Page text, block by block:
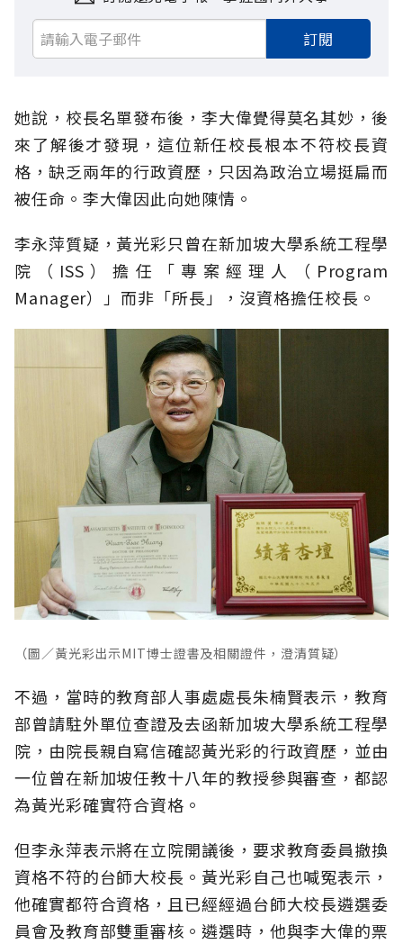
訂閱
她說，校長名單發布後，李大偉覺得莫名其妙，後
來了解後才發現，這位新任校長根本不符校長資
格，缺乏兩年的行政資歷，只因為政治立場挺扁而
被任命。李大偉因此向她陳情。
李永萍質疑，黃光彩只曾在新加坡大學系統工程學
院（ISS）擔任「專案經理人（Program
Manager）」而非「所長」，沒資格擔任校長。
（圖／黃光彩出示MIT博士證書及相關證件，澄清質疑）
不過，當時的教育部人事處處長朱楠賢表示，教育
部曾請駐外單位查證及去函新加坡大學系統工程學
院，由院長親自寫信確認黃光彩的行政資歷，並由
一位曾在新加坡任教十八年的教授參與審查，都認
為黃光彩確實符合資格。
但李永萍表示將在立院開議後，要求教育委員撤換
資格不符的台師大校長。黃光彩自己也喊冤表示，
他確實都符合資格，且已經經過台師大校長遴選委
員會及教育部雙重審核。遴選時，他與李大偉的票